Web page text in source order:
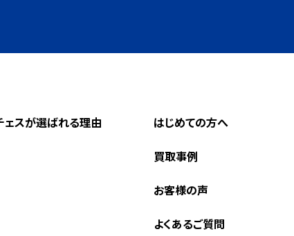
ェスが選ばれる理由 はじめての方へ
買取事例
お客様の声
よくあるご質問